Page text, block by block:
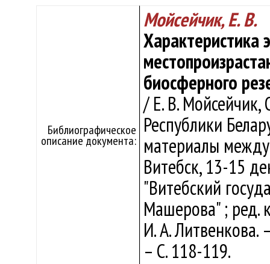
Библиографическое
описание документа:
Мойсейчик, Е. В.
Характеристика
биосферного
/ Е. В. Мойсейчик,
Республики
материалы
Витебск, 13-15
"Витебский
Машерова" ; ред.
И. А.
– С. 118-119.